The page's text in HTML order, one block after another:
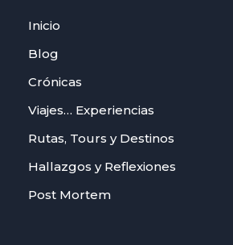
Inicio
Blog
Crónicas
Viajes… Experiencias
Rutas, Tours y Destinos
Hallazgos y Reflexiones
Post Mortem